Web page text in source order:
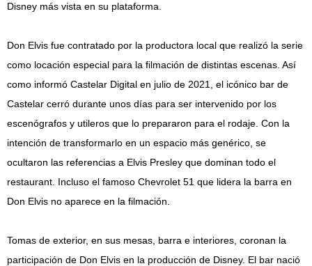
Disney más vista en su plataforma.
Don Elvis fue contratado por la productora local que realizó la serie
como locación especial para la filmación de distintas escenas. Así
como informó Castelar Digital en julio de 2021, el icónico bar de
Castelar cerró durante unos días para ser intervenido por los
escenógrafos y utileros que lo prepararon para el rodaje. Con la
intención de transformarlo en un espacio más genérico, se
ocultaron las referencias a Elvis Presley que dominan todo el
restaurant. Incluso el famoso Chevrolet 51 que lidera la barra en
Don Elvis no aparece en la filmación.
Tomas de exterior, en sus mesas, barra e interiores, coronan la
participación de Don Elvis en la producción de Disney. El bar nació